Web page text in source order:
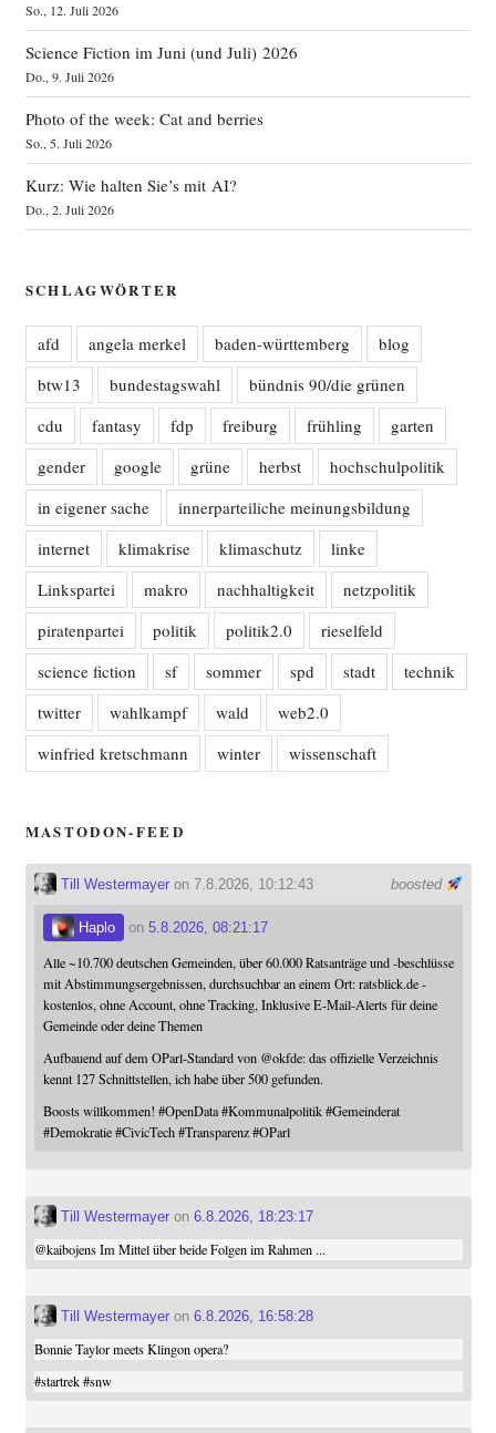
So., 12. Juli 2026
Science Fiction im Juni (und Juli) 2026
Do., 9. Juli 2026
Photo of the week: Cat and berries
So., 5. Juli 2026
Kurz: Wie halten Sie’s mit AI?
Do., 2. Juli 2026
SCHLAGWÖRTER
afd angela merkel baden-württemberg
blog
btw13
bundestagswahl
bündnis 90/die grünen
cdu
fantasy fdp freiburg frühling
garten
gender
google grüne herbst
hochschulpolitik
in eigener sache
innerparteiliche meinungsbildung
internet
klimakrise klimaschutz
linke
Linkspartei
makro nachhaltigkeit
netzpolitik
piratenpartei
politik politik2.0
rieselfeld
science fiction
sf sommer spd stadt
technik
twitter
wahlkampf wald
web2.0
winfried kretschmann
winter wissenschaft
MASTODON-FEED
boosted
Till Westermayeron 7.8.2026, 10:12:43
Haplo on 5.8.2026, 08:21:17
Alle ~10.700 deutschen Gemeinden, über 60.000 Ratsanträge und -beschlüsse
mit Abstimmungsergebnissen, durchsuchbar an einem Ort: ratsblick.de -
kostenlos, ohne Account, ohne Tracking, Inklusive E-Mail-Alerts für deine
Gemeinde oder deine Themen
Aufbauend auf dem OParl-Standard von @okfde: das offizielle Verzeichnis
kennt 127 Schnittstellen, ich habe über 500 gefunden.
Boosts willkommen! #OpenData #Kommunalpolitik #Gemeinderat
#Demokratie #CivicTech #Transparenz #OParl
Till Westermayeron 6.8.2026, 18:23:17
@kaibojensIm Mittel über beide Folgen im Rahmen ...
Till Westermayeron 6.8.2026, 16:58:28
Bonnie Taylor meets Klingon opera?
#startrek #snw